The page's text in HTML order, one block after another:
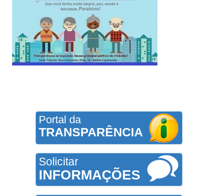
Portal da
TRANSPARÊNCIA
Solicitar
INFORMAÇÕES